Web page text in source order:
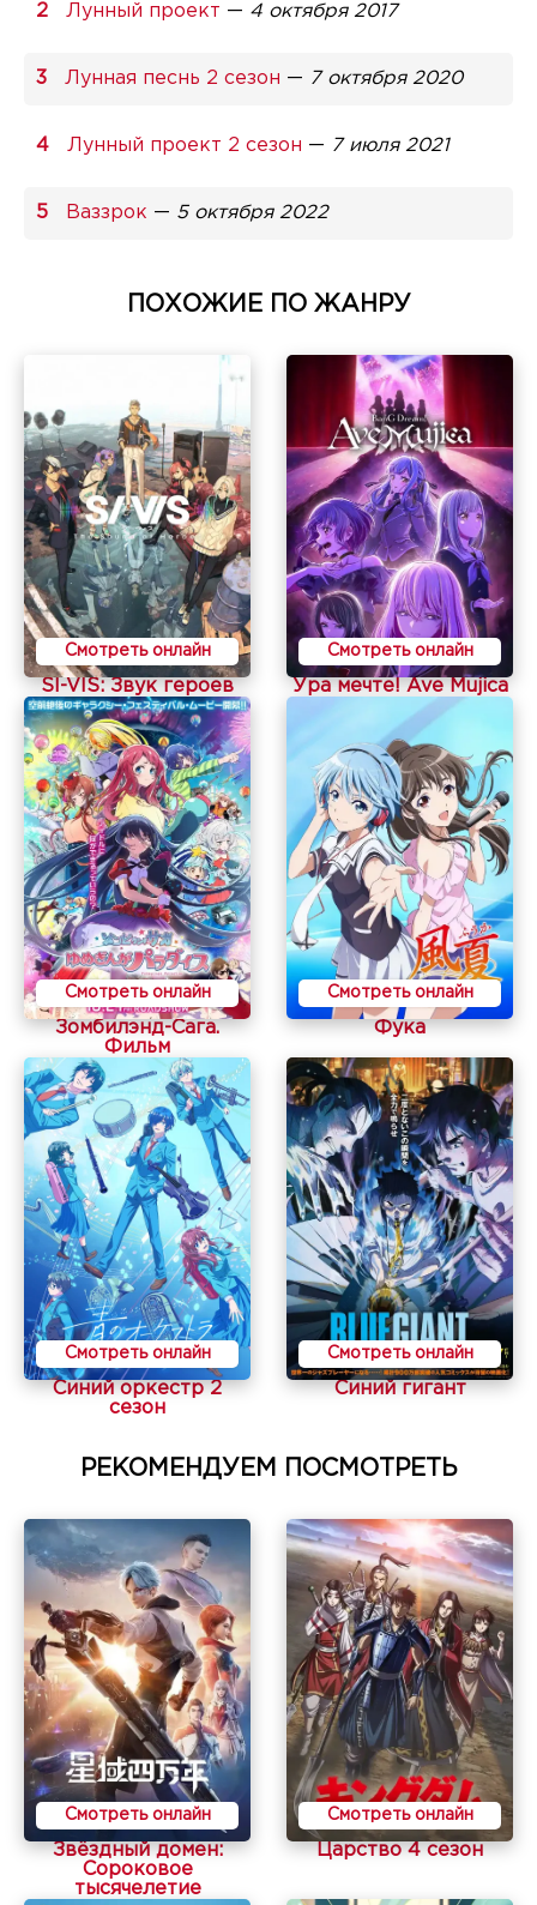
Лунный проект — 4 октября 2017
Лунная песнь 2 сезон — 7 октября 2020
Лунный проект 2 сезон — 7 июля 2021
Ваззрок — 5 октября 2022
ПОХОЖИЕ ПО ЖАНРУ
Смотреть онлайн
SI-VIS: Звук героев
Смотреть онлайн
Ура мечте! Ave Mujica
Смотреть онлайн
Зомбилэнд-Сага.
Фильм
Смотреть онлайн
Фука
Смотреть онлайн
Синий оркестр 2
сезон
Смотреть онлайн
Синий гигант
РЕКОМЕНДУЕМ ПОСМОТРЕТЬ
Смотреть онлайн
Звёздный домен:
Сороковое
тысячелетие
Смотреть онлайн
Царство 4 сезон